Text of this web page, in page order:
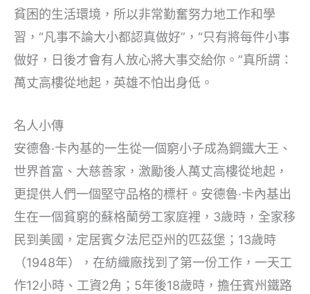
貧困的生活環境，所以非常勤奮努力地工作和學
習，“凡事不論大小都認真做好”，“只有將每件小事
做好，日後才會有人放心將大事交給你。”真所謂：
萬丈高樓從地起，英雄不怕出身低。
名人小傳
安德魯·卡內基的一生從一個窮小子成為鋼鐵大王、
世界首富、大慈善家，激勵後人萬丈高樓從地起，
更提供人們一個堅守品格的標杆。安德魯·卡內基出
生在一個貧窮的蘇格蘭勞工家庭裡，3歲時，全家移
民到美國，定居賓夕法尼亞州的匹茲堡；13歲時
（1948年），在紡織廠找到了第一份工作，一天工
作12小時、工資2角；5年後18歲時，擔任賓州鐵路